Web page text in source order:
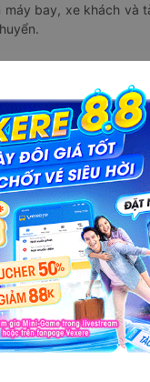
bay, xe khách
Ứng dụng
Vexere - ứng
cao, 5000+
vụ thuê xe
Ứng dụng
người dùng so
chóng và phù
Tải ứng